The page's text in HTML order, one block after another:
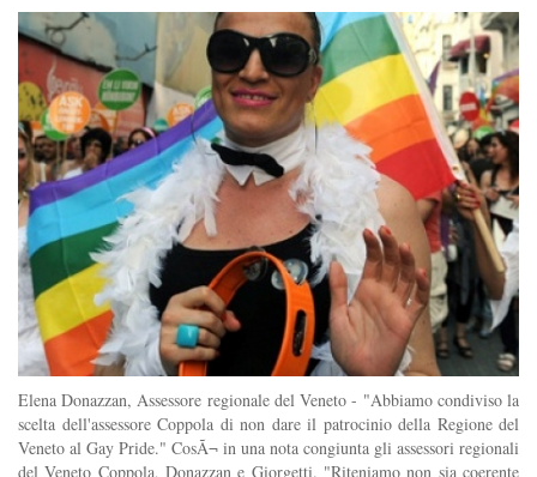
Elena Donazzan, Assessore regionale del Veneto - "Abbiamo condiviso la
scelta dell'assessore Coppola di non dare il patrocinio della Regione del
Veneto al Gay Pride." CosÃ¬ in una nota congiunta gli assessori regionali
del Veneto Coppola, Donazzan e Giorgetti. "Riteniamo non sia coerente